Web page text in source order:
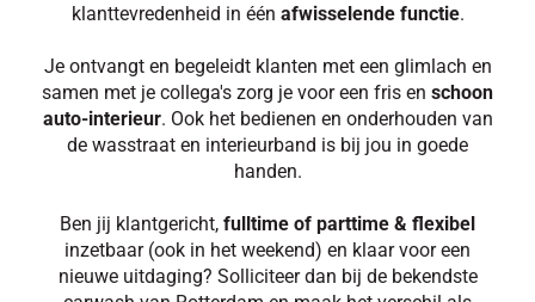
klanttevredenheid in één afwisselende functie.
Je ontvangt en begeleidt klanten met een glimlach en
samen met je collega's zorg je voor een fris en schoon
auto-interieur. Ook het bedienen en onderhouden van
de wasstraat en interieurband is bij jou in goede
handen.
Ben jij klantgericht, fulltime of parttime & flexibel
inzetbaar (ook in het weekend) en klaar voor een
nieuwe uitdaging? Solliciteer dan bij de bekendste